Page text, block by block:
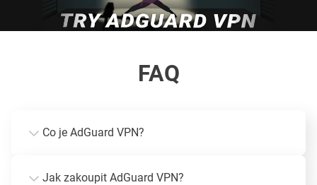
FAQ
Co je AdGuard VPN?
Jak zakoupit AdGuard VPN?